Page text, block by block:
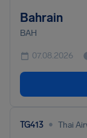
Bahrain
BAH
07.08.2026
TG413 •